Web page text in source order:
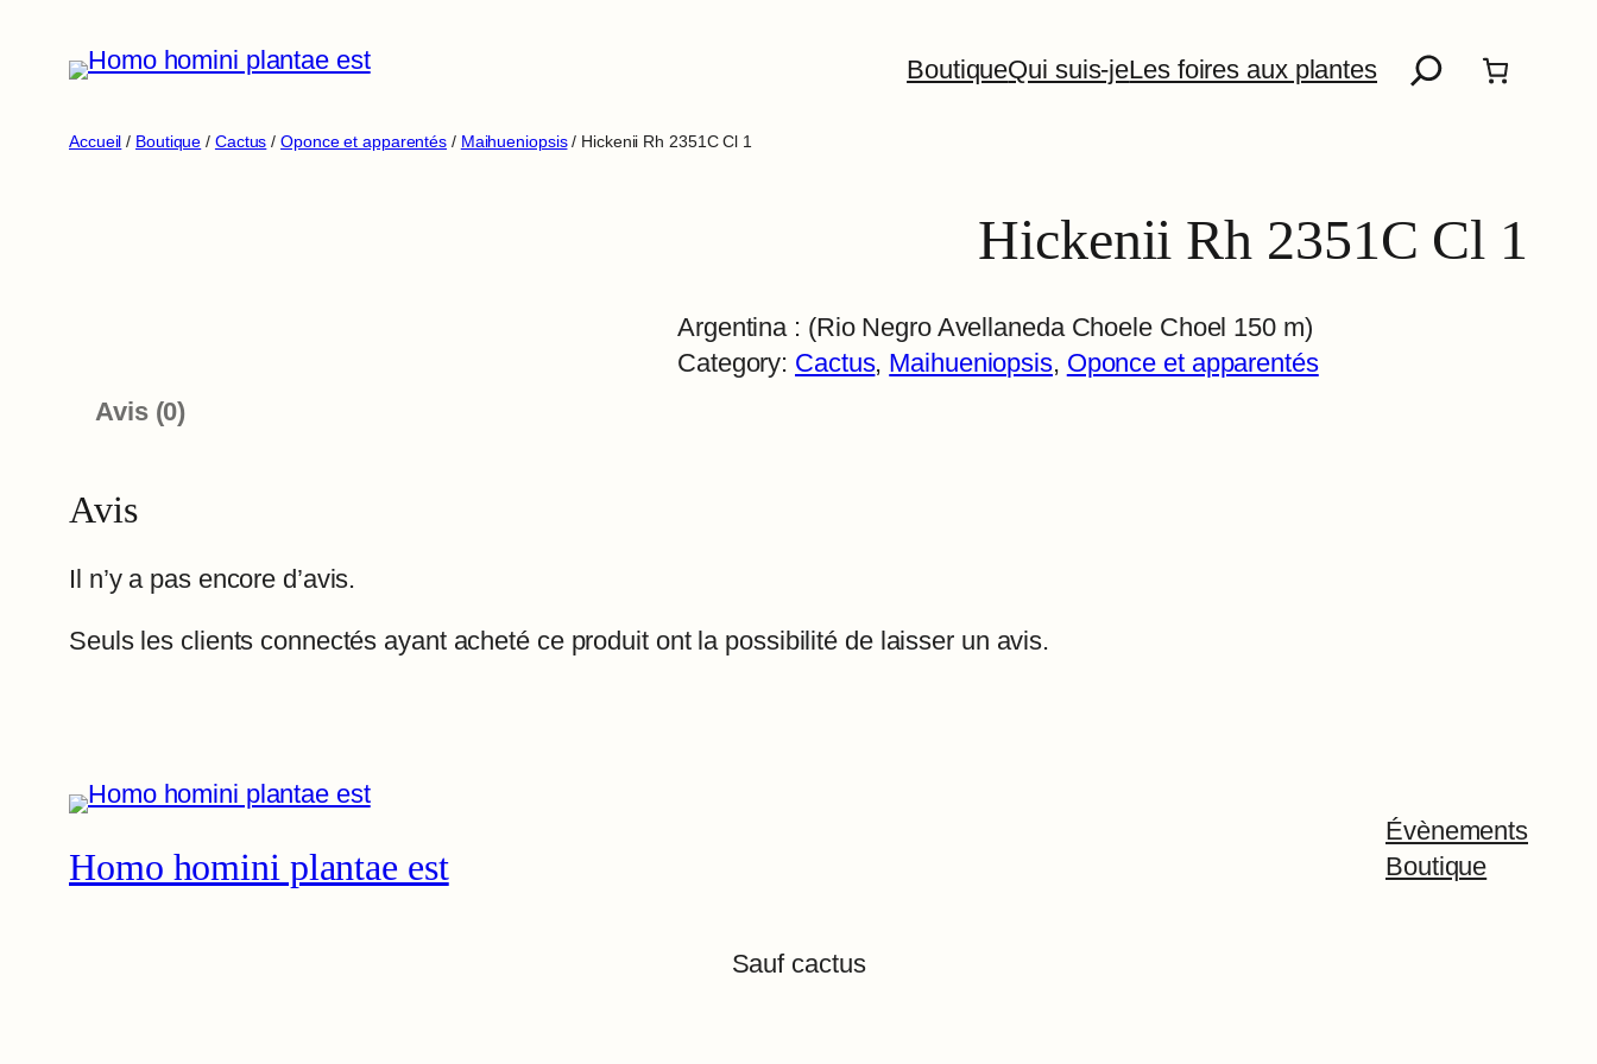
BoutiqueQui suis-jeLes foires aux plantes
Recherche
Accueil / Boutique / Cactus /Oponce et apparentés / Maihueniopsis/ Hickenii Rh 2351C Cl 1
Hickenii Rh 2351C Cl 1
Argentina : (Rio Negro Avellaneda Choele Choel 150 m)
Category: Cactus, Maihueniopsis, Oponce et apparentés
Avis (0)
Avis
Il n’y a pas encore d’avis.
Seuls les clients connectés ayant acheté ce produit ont la possibilité de laisser un avis.
Homo homini plantae est
Évènements
Boutique
Sauf cactus